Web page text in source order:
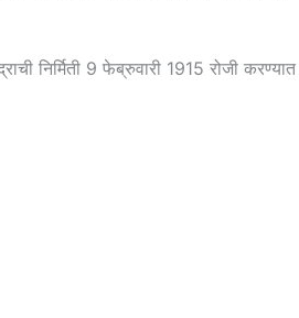
निर्मिती 9 फेब्रुवारी 1915 रोजी